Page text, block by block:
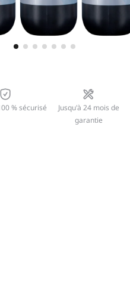
% sécurisé
Jusqu'à 24 mois de
garantie